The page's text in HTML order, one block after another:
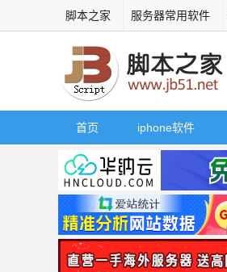
脚本之家 服务器常用软件
首页 iphone软件